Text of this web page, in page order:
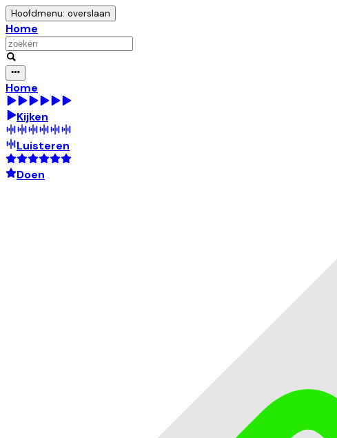
Hoofdmenu: overslaan
Home
Home
Kijken
Luisteren
Doen